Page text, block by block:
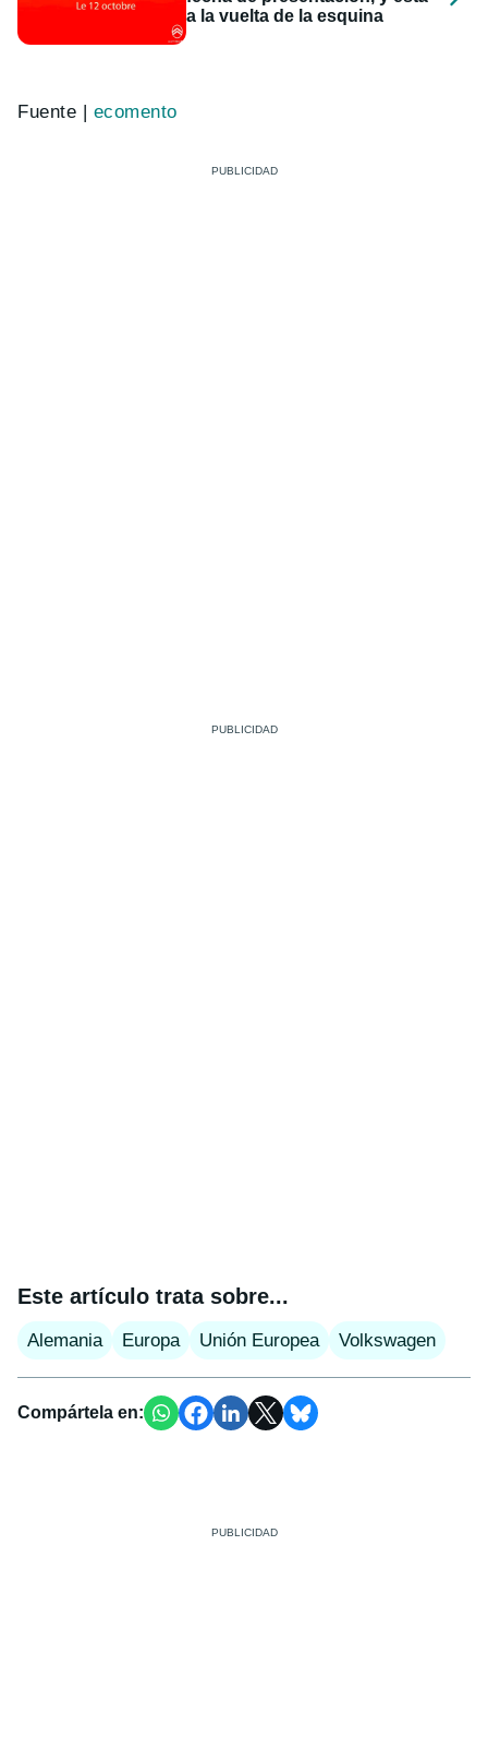
a la vuelta de la esquina
Fuente | ecomento
Este artículo trata sobre...
Alemania Europa Unión Europea Volkswagen
Compártela en: